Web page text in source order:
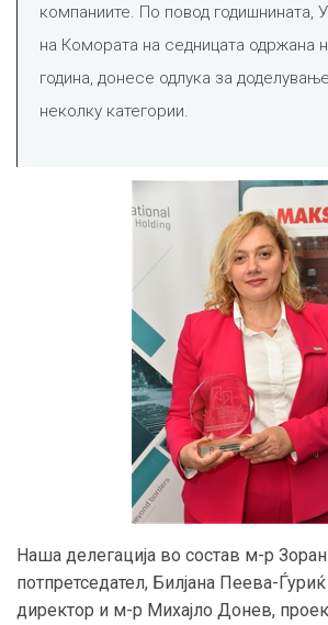
компаниите. По повод годишнината,
на Комората на седницата одржана
година, донесе одлука за
неколку категории.
Наша делегација во состав м-р
потпретседател, Билјана Пеева-
директор и м-р Михајло Донев,